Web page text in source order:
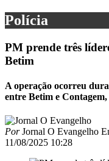
Polícia
PM prende três
Betim
A operação ocorreu
entre Betim e
PorJornal O Evangelho
11/08/2025 10:28